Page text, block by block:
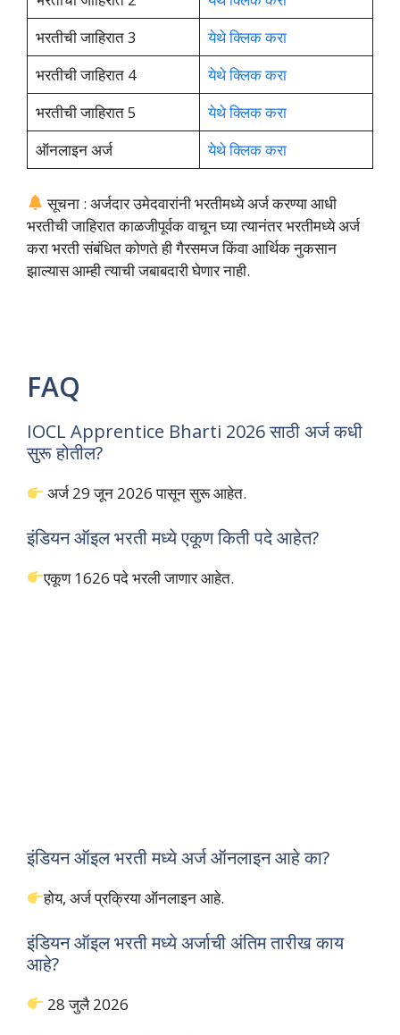
भरतीची जाहिरात 3
येथे क्लिक करा
भरतीची जाहिरात 4
येथे क्लिक करा
भरतीची जाहिरात 5
येथे क्लिक करा
ऑनलाइन अर्ज
येथे क्लिक करा
सूचना : अर्जदार उमेदवारांनी भरतीमध्ये अर्ज करण्या आधी
भरतीची जाहिरात काळजीपूर्वक वाचून घ्या त्यानंतर भरतीमध्ये अर्ज
करा भरती संबंधित कोणते ही गैरसमज किंवा आर्थिक नुकसान
झाल्यास आम्ही त्याची जबाबदारी घेणार नाही.
FAQ
IOCL Apprentice Bharti 2026 साठी अर्ज कधी
सुरू होतील?
अर्ज 29 जून 2026 पासून सुरू आहेत.
इंडियन ऑइल भरती मध्ये एकूण किती पदे आहेत?
एकूण 1626 पदे भरली जाणार आहेत.
इंडियन ऑइल भरती मध्ये अर्ज ऑनलाइन आहे का?
होय, अर्ज प्रक्रिया ऑनलाइन आहे.
इंडियन ऑइल भरती मध्ये अर्जाची अंतिम तारीख काय
आहे?
28 जुलै 2026